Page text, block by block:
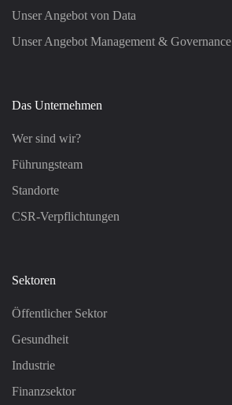
Unser Angebot von Data
Unser Angebot Management & Governance
Das Unternehmen
Wer sind wir?
Führungsteam
Standorte
CSR-Verpflichtungen
Sektoren
Öffentlicher Sektor
Gesundheit
Industrie
Finanzsektor